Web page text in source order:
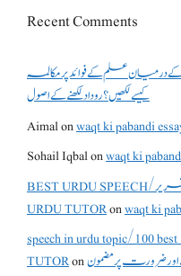
Recent Comments
کیسے لکھیں؟ روداد لکھنے کے اصول
Aimalon
Sohail Iqbalon
BEST URDU SPEECH/کرپشن اور بے انصافی کے موضوع پر تقریر - THE
URDU TUTORon
speech in urdu topic/100
TUTORonضرورت پر مضمون